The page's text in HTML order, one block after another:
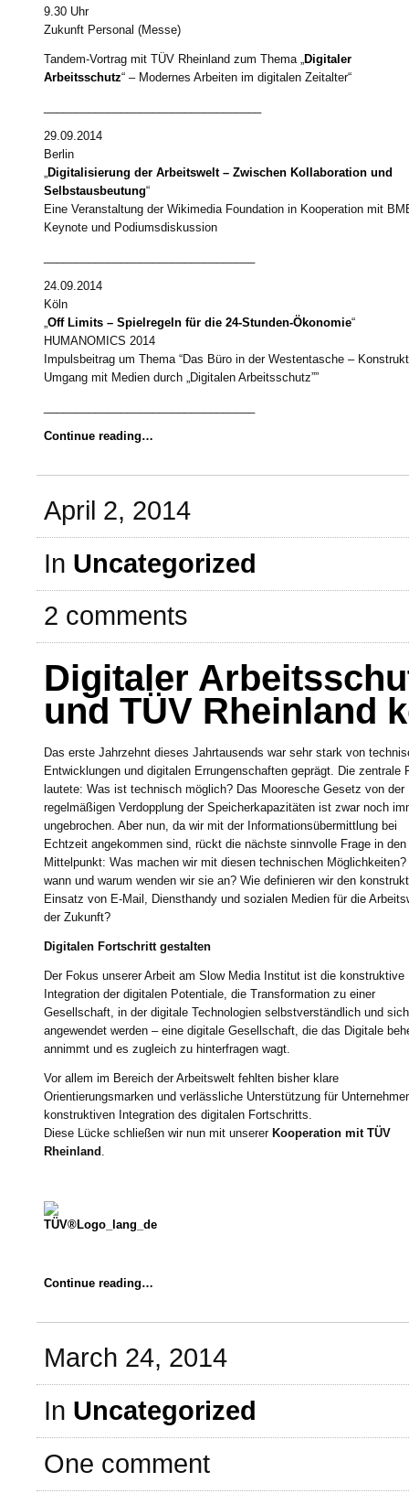
9.30 Uhr
Zukunft Personal (Messe)
Tandem-Vortrag mit TÜV Rheinland zum Thema „
Digitaler
Arbeitsschutz“ – Modernes Arbeiten im digitalen Zeitalter“
29.09.2014
Berlin
Digitalisierung der Arbeitswelt – Zwischen Kollaboration und
Selbstausbeutung“
Eine Veranstaltung der Wikimedia Foundation in Kooperation mit
Keynote und Podiumsdiskussion
24.09.2014
Köln
Off Limits – Spielregeln für die 24-Stunden-Ökonomie“
HUMANOMICS 2014
Impulsbeitrag um Thema “Das Büro in der Westentasche –
Umgang mit Medien durch „Digitalen Arbeitsschutz””
Continue reading…
April 2, 2014
In Uncategorized
2 comments
Digitaler
und TÜV Rheinland
Das erste Jahrzehnt dieses Jahrtausends war sehr stark von
Entwicklungen und digitalen Errungenschaften geprägt. Die zentrale
lautete: Was ist technisch möglich? Das Mooresche Gesetz von der
regelmäßigen Verdopplung der Speicherkapazitäten ist zwar noch
ungebrochen. Aber nun, da wir mit der Informationsübermittlung bei
Echtzeit angekommen sind, rückt die nächste sinnvolle Frage in den
Mittelpunkt: Was machen wir mit diesen technischen Möglichkeiten?
wann und warum wenden wir sie an? Wie definieren wir den
Einsatz von E-Mail, Diensthandy und sozialen Medien für die
der Zukunft?
Digitalen Fortschritt gestalten
Der Fokus unserer Arbeit am Slow Media Institut ist die konstruktive
Integration der digitalen Potentiale, die Transformation zu einer
Gesellschaft, in der digitale Technologien selbstverständlich und
angewendet werden – eine digitale Gesellschaft, die das Digitale
annimmt und es zugleich zu hinterfragen wagt.
Vor allem im Bereich der Arbeitswelt fehlten bisher klare
Orientierungsmarken und verlässliche Unterstützung für
konstruktiven Integration des digitalen Fortschritts.
Diese Lücke schließen wir nun mit unserer Kooperation mit TÜV
Rheinland .
Continue reading…
March 24, 2014
In Uncategorized
One comment